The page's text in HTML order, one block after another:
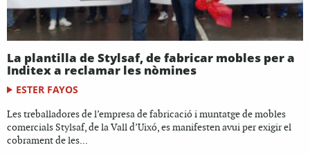
La plantilla de Stylsaf, de fabricar mobles per a
Inditex a reclamar les nòmines
ESTER FAYOS
Les treballadores de l’empresa de fabricació i muntatge de mobles
comercials Stylsaf, de la Vall d’Uixó, es manifesten avui per exigir el
cobrament de les...